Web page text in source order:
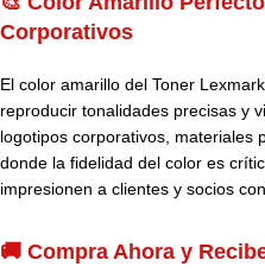
Corporativos
El color amarillo del Toner
reproducir tonalidades precisas y
logotipos corporativos, materiales
donde la fidelidad del color es
impresionen a clientes y socios
🚚 Compra Ahora y